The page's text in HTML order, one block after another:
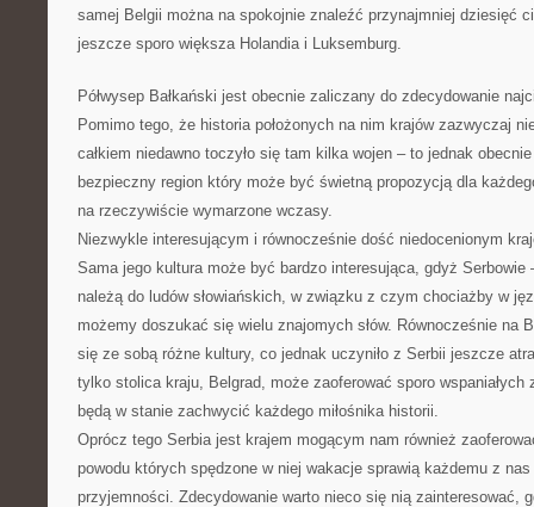
samej Belgii można na spokojnie znaleźć przynajmniej dziesięć
jeszcze sporo większa Holandia i Luksemburg.
Półwysep Bałkański jest obecnie zaliczany do zdecydowanie
Pomimo tego, że historia położonych na nim krajów zazwyczaj
całkiem niedawno toczyło się tam kilka wojen – to jednak
bezpieczny region który może być świetną propozycją dla
na rzeczywiście wymarzone wczasy.
Niezwykle interesującym i równocześnie dość niedocenionym
Sama jego kultura może być bardzo interesująca, gdyż
należą do ludów słowiańskich, w związku z czym chociażby w
możemy doszukać się wielu znajomych słów. Równocześnie na
się ze sobą różne kultury, co jednak uczyniło z Serbii jeszcze
tylko stolica kraju, Belgrad, może zaoferować sporo wspaniałych
będą w stanie zachwycić każdego miłośnika historii.
Oprócz tego Serbia jest krajem mogącym nam również
powodu których spędzone w niej wakacje sprawią każdemu z
przyjemności. Zdecydowanie warto nieco się nią zainteresować,